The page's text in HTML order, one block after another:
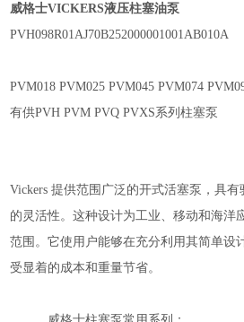
威格士VICKERS液压柱塞油泵
PVH098R01AJ70B252000001001AB010A
PVM018 PVM025 PVM045 PVM074
有供PVH PVM PVQ PVXS系列柱塞泵
Vickers提供范围广泛的开式活塞泵，具
的灵活性。这种设计为工业、移动和海洋
范围。它使用户能够在充分利用其简单设
受显着的成本和重量节省。